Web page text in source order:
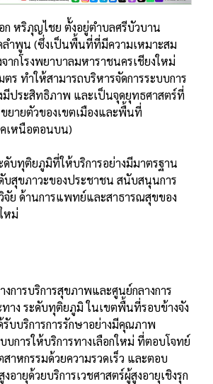
ก หริภุญไชย ตั้งอยู่ตําบลศรีบัวบาน
ลําพูน (ซึ่งเป็นพื้นที่ที่มีความเหมาะสม
ากโรงพยาบาลมหาราชนครเชียงใหม่
ร ทําให้สามารถบริหารจัดการระบบการ
มีประสิทธิภาพ และเป็นจุดยุทธศาสตร์ที่
ยายตัวของเขตเมืองและพื้นที่
เหนือตอนบน)
ดับทุติยภูมิที่ให้บริการอย่างมีมาตรฐาน
บสุขภาวะของประชาชน สนับสนุนการ
จัย ด้านการแพทย์และสาธารณสุขของ
หม่
การบริการสุขภาพและศูนย์กลางการ
ทาง ระดับทุติยภูมิ ในเขตพื้นที่รอบข้างจัง
บบริการการรักษาอย่างมีคุณภาพ
การให้บริการทางเลือกใหม่ ที่ตอบโจทย์
าหกรรมด้วยความรวดเร็ว และตอบ
อายุด้วยบริการเวชศาสตร์ผู้สูงอายุเชิงรุก